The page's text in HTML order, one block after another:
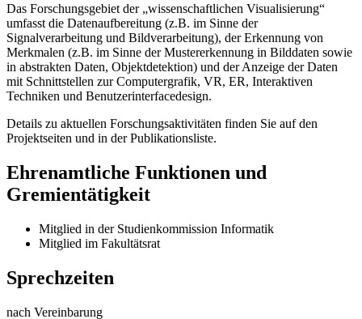
Das Forschungsgebiet der „wissenschaftlichen Visualisierung“
umfasst die Datenaufbereitung (z.B. im Sinne der
Signalverarbeitung und Bildverarbeitung), der Erkennung von
Merkmalen (z.B. im Sinne der Mustererkennung in Bilddaten sowie
in abstrakten Daten, Objektdetektion) und der Anzeige der Daten
mit Schnittstellen zur Computergrafik, VR, ER, Interaktiven
Techniken und Benutzerinterfacedesign.
Details zu aktuellen Forschungsaktivitäten finden Sie auf den
Projektseiten und in der Publikationsliste.
Ehrenamtliche Funktionen und
Gremientätigkeit
Mitglied in der Studienkommission Informatik
Mitglied im Fakultätsrat
Sprechzeiten
nach Vereinbarung